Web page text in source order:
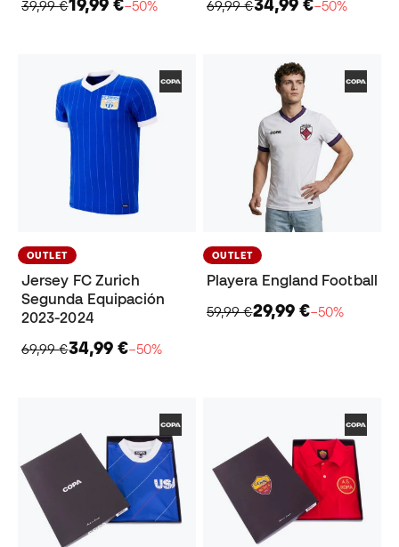
39,99 €19,99 €−50%
69,99 €34,99 €−50%
OUTLET
Jersey FC Zurich
Segunda Equipación
2023-2024
69,99 €34,99 €−50%
OUTLET
Playera England Football
59,99 €29,99 €−50%